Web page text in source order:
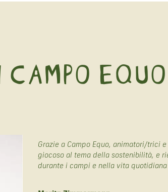
EQUO
Grazie a Campo Equo, animatori/trici
giocoso al tema della sostenibilità, e
durante i campi e nella vita